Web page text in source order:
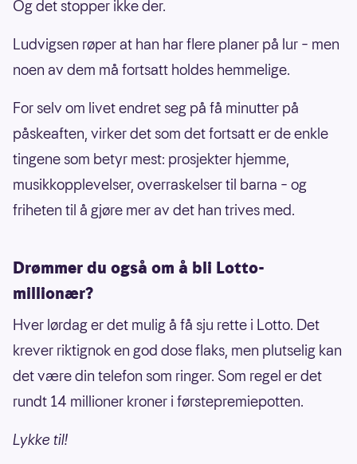
Og det stopper ikke der.
Ludvigsen røper at han har flere planer på lur – men
noen av dem må fortsatt holdes hemmelige.
For selv om livet endret seg på få minutter på
påskeaften, virker det som det fortsatt er de enkle
tingene som betyr mest: prosjekter hjemme,
musikkopplevelser, overraskelser til barna – og
friheten til å gjøre mer av det han trives med.
Drømmer du også om å bli Lotto-
millionær?
Hver lørdag er det mulig å få sju rette i Lotto. Det
krever riktignok en god dose flaks, men plutselig kan
det være din telefon som ringer. Som regel er det
rundt 14 millioner kroner i førstepremiepotten.
Lykke til!